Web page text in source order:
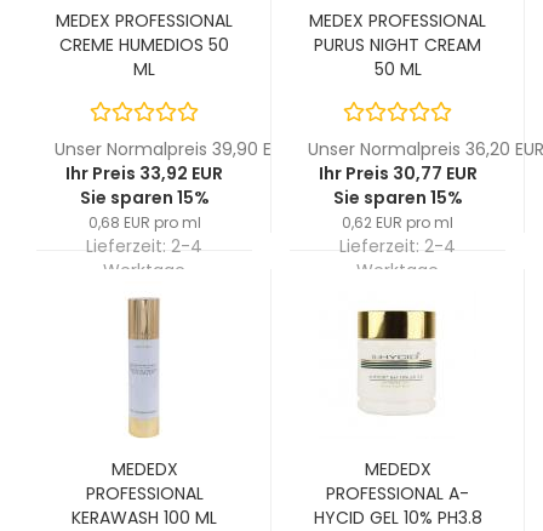
MEDEX PROFESSIONAL
CREME HUMEDIOS 50
ML
Unser Normalpreis 39,90 EUR
Ihr Preis 33,92 EUR
Sie sparen 15%
0,68 EUR pro ml
Lieferzeit: 2-4
Werktage
MEDEX PROFESSIONAL
PURUS NIGHT CREAM
50 ML
Unser Normalpreis 36,20 EUR
Ihr Preis 30,77 EUR
Sie sparen 15%
0,62 EUR pro ml
Lieferzeit: 2-4
Werktage
MEDEDX
PROFESSIONAL
KERAWASH 100 ML
MEDEDX
PROFESSIONAL A-
HYCID GEL 10% PH3.8